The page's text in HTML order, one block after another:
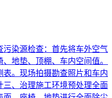
染源检查：首先将车外空气
地垫、顶棚、车内空间值。
。现场拍摄勘查照片和车内
、治理施工环境预处理全面